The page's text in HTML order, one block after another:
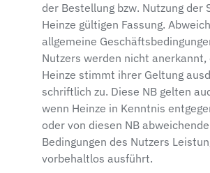
der Bestellung bzw. Nutzung der
Heinze gültigen Fassung.
allgemeine
Nutzers werden nicht anerkannt,
Heinze stimmt ihrer Geltung
schriftlich zu. Diese NB gelten
wenn Heinze in Kenntnis
oder von diesen NB
Bedingungen des Nutzers
vorbehaltlos ausführt.